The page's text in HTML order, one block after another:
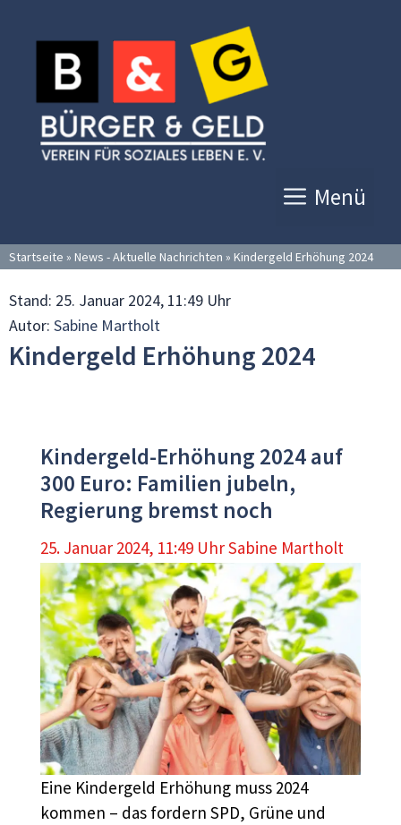
Inhalt
springen
Menü
Startseite » News - Aktuelle Nachrichten » Kindergeld Erhöhung 2024
Stand: 25. Januar 2024, 11:49 Uhr
Autor: Sabine Martholt
Kindergeld Erhöhung 2024
Kindergeld-Erhöhung 2024 auf
300 Euro: Familien jubeln,
Regierung bremst noch
25. Januar 2024, 11:49 UhrSabine Martholt
Eine Kindergeld Erhöhung muss 2024
kommen – das fordern SPD, Grüne und